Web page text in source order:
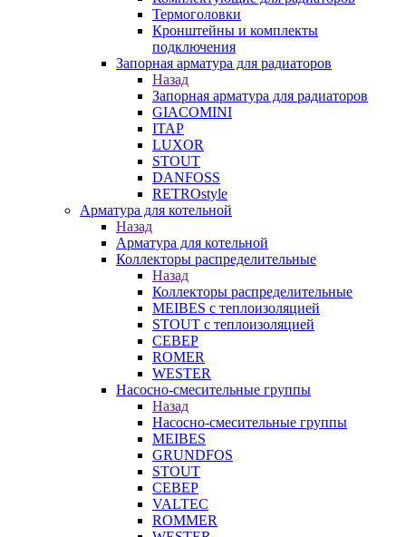
Термоголовки
Кронштейны и комплекты
подключения
Запорная арматура для радиаторов
Назад
Запорная арматура для радиаторов
GIACOMINI
ITAP
LUXOR
STOUT
DANFOSS
RETROstyle
Арматура для котельной
Назад
Арматура для котельной
Коллекторы распределительные
Назад
Коллекторы распределительные
MEIBES с теплоизоляцией
STOUT с теплоизоляцией
СЕВЕР
ROMER
WESTER
Насосно-смесительные группы
Назад
Насосно-смесительные группы
MEIBES
GRUNDFOS
STOUT
СЕВЕР
VALTEC
ROMMER